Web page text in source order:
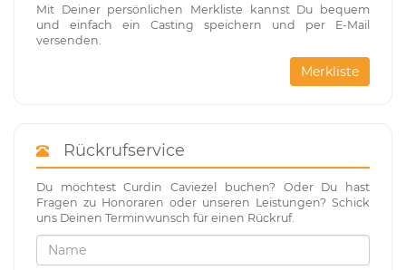
Mit Deiner persönlichen Merkliste kannst Du bequem
und einfach ein Casting speichern und per E-Mail
versenden.
Merkliste
Rückrufservice
Du möchtest Curdin Caviezel buchen? Oder Du hast
Fragen zu Honoraren oder unseren Leistungen? Schick
uns Deinen Terminwunsch für einen Rückruf.